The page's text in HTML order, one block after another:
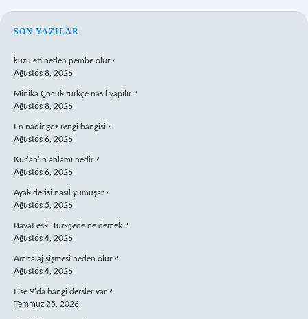
SIDEBAR
SON YAZILAR
kuzu eti neden pembe olur ?
Ağustos 8, 2026
Minika Çocuk türkçe nasıl yapılır ?
Ağustos 8, 2026
En nadir göz rengi hangisi ?
Ağustos 6, 2026
Kur’an’ın anlamı nedir ?
Ağustos 6, 2026
Ayak derisi nasıl yumuşar ?
Ağustos 5, 2026
Bayat eski Türkçede ne demek ?
Ağustos 4, 2026
Ambalaj şişmesi neden olur ?
Ağustos 4, 2026
Lise 9’da hangi dersler var ?
Temmuz 25, 2026